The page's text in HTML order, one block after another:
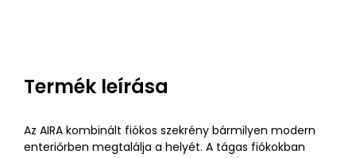
Termék leírása
Az AIRA kombinált fiókos szekrény bármilyen modern
enteriőrben megtalálja a helyét. A tágas fiókokban